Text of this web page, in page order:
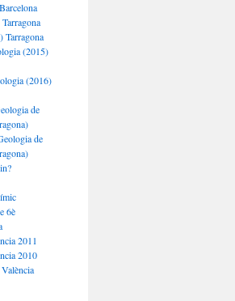
Tarragona
(2015)
(2016)
de
de
6è
2011
2010